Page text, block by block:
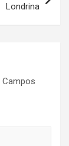
Londrina
Campos